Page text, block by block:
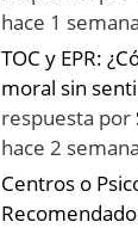
hace 1 semana
TOC y EPR:
moral sin
respuesta por
hace 2
Centros o